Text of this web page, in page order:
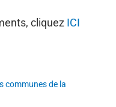
cliquez ICI
communes de la